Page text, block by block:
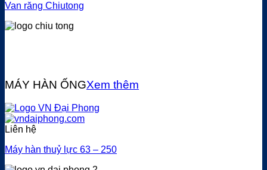
Van răng Chiutong
MÁY HÀN ỐNGXem thêm
Liên hệ
Máy hàn thuỷ lực 63 – 250